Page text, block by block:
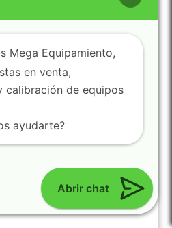
Abrir chat
Mega Equipamiento,
en venta,
calibración de equipos
ayudarte?